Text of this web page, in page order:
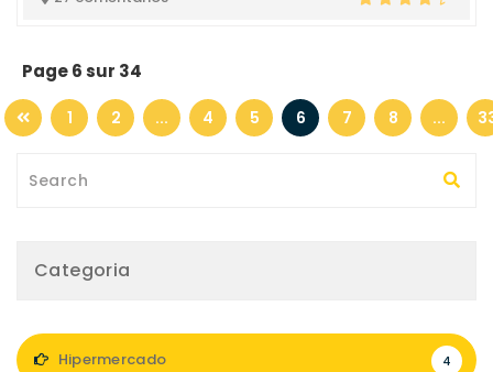
Page 6 sur 34
1 2 ... 4 5 6 7 8 ...
Categoria
Hipermercado 4